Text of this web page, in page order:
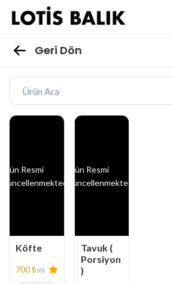
Geri Dön
Ürün Resmi
Güncellenmektedir
Köfte
700 ₺(0)
Ürün Resmi
Güncellenmektedir
Tavuk (
Porsiyon
)